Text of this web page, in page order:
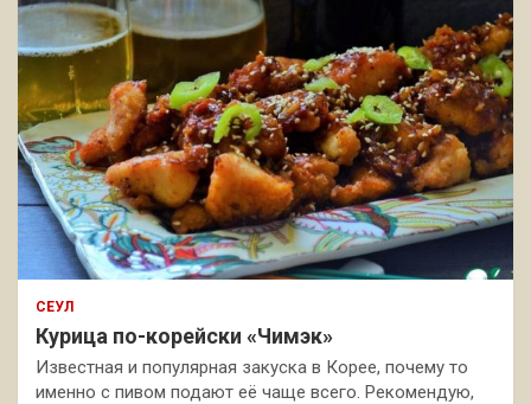
СЕУЛ
Курица по-корейски «Чимэк»
Известная и популярная закуска в Корее, почему то
именно с пивом подают её чаще всего. Рекомендую,